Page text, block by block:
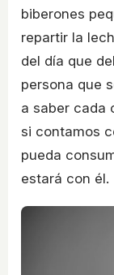
biberones
repartir la
del día que
persona que
a saber cada
si contamos
pueda
estará con él.